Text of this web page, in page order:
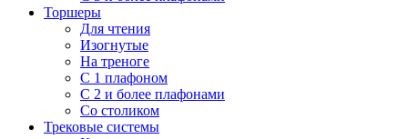
Торшеры
Для чтения
Изогнутые
На треноге
С 1 плафоном
С 2 и более плафонами
Со столиком
Трековые системы